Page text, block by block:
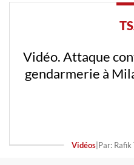
Vidéo. Attaque
gendarmerie à
Vidéos| Par: Rafik